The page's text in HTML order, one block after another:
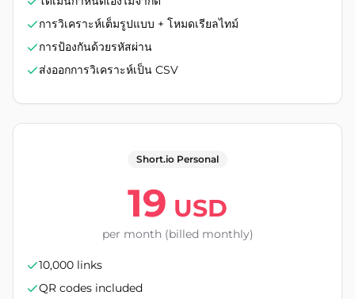
การวิเคราะห์เต็มรูปแบบ + โหมดเรียลไทม์
การป้องกันด้วยรหัสผ่าน
ส่งออกการวิเคราะห์เป็น CSV
Short.io Personal
19 USD
per month (billed monthly)
10,000 links
QR codes included